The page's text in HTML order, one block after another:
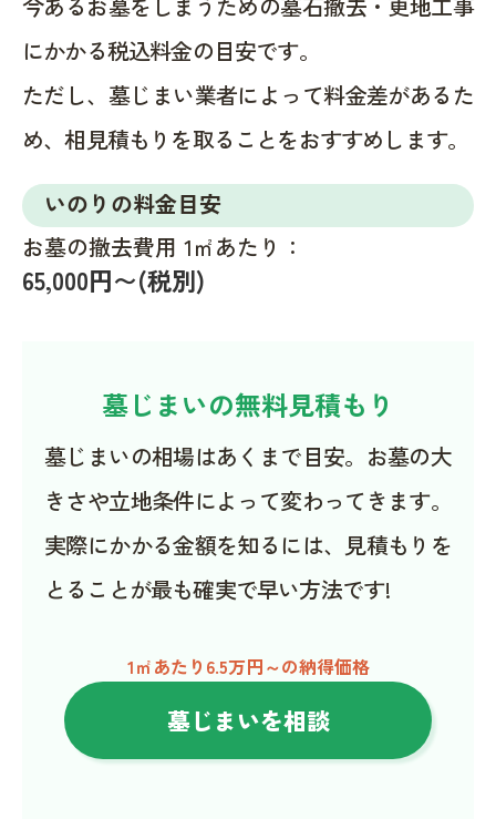
にかかる税込料金の目安です。
ただし、墓じまい業者によって料金差があるた
め、相見積もりを取ることをおすすめします。
いのりの料金目安
お墓の撤去費用 1㎡あたり：
65,000円〜(税別)
墓じまいの無料見積もり
墓じまいの相場はあくまで目安。お墓の大
きさや立地条件によって変わってきます。
実際にかかる金額を知るには、見積もりを
とることが最も確実で早い方法です!
1㎡あたり6.5万円～の納得価格
墓じまいを相談